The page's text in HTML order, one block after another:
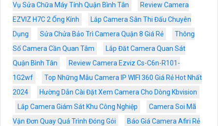
Vụ Sửa Chữa Máy Tính Quận Bình Tân
Review Camera
EZVIZ H7C 2 Ống Kính
Lắp Camera Sân Thi Đấu Chuyên
Dụng
Sửa Chửa Bảo Trì Camera Quận 8 Giá Rẻ
Thông
Số Camera Cần Quan Tâm
Lắp Đăt Camera Quan Sát
Quận Bình Tân
Review Camera Ezviz Cs-C6n-R101-
1G2wf
Top Những Mẫu Camera IP WIFI 360 Giá Rẻ Hot Nhất
2024
Hường Dẫn Cài Đặt Xem Camera Cho Dòng Kbvision
Lắp Camera Giám Sát Khu Công Nghiệp
Camera Soi Mã
Vận Đơn Quay Quá Trình Đóng Gói
Báo Giá Camera Afiri Rẻ